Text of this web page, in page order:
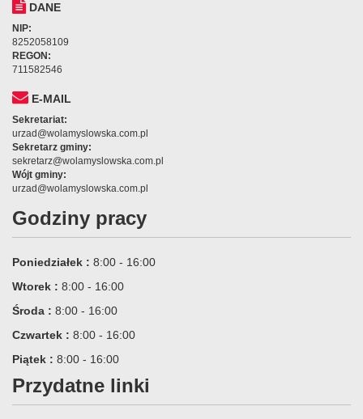
DANE
NIP:
8252058109
REGON:
711582546
E-MAIL
Sekretariat:
urzad@wolamyslowska.com.pl
Sekretarz gminy:
sekretarz@wolamyslowska.com.pl
Wójt gminy:
urzad@wolamyslowska.com.pl
Godziny pracy
Poniedziałek : 8:00 - 16:00
Wtorek : 8:00 - 16:00
Środa : 8:00 - 16:00
Czwartek : 8:00 - 16:00
Piątek : 8:00 - 16:00
Przydatne linki